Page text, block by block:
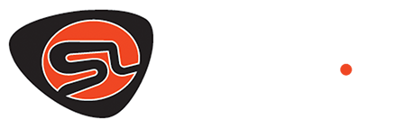
We use cookies to ensure that we provide you the best experience
on our website. By continuing to browse this website, you accept
that cookies are used to help us analyze how the website is used and
to offer you a better experience. To learn more or to find out how
you can disable cookies, you can access our